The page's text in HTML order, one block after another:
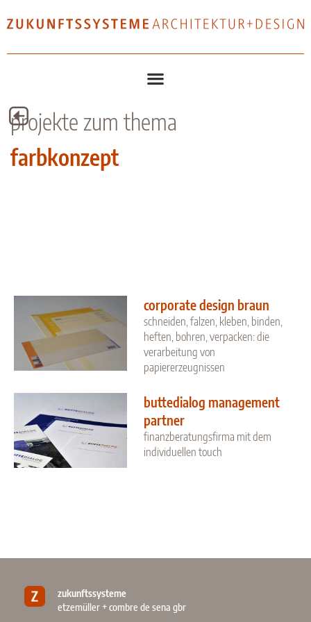
projekte zum thema
farbkonzept
corporate design braun
schneiden, falzen, kleben, binden,
heften, bohren, verpacken: die
verarbeitung von
papiererzeugnissen
buttedialog management
partner
finanzberatungsfirma mit dem
individuellen touch
zukunftssysteme
etzemüller + combre de sena gbr